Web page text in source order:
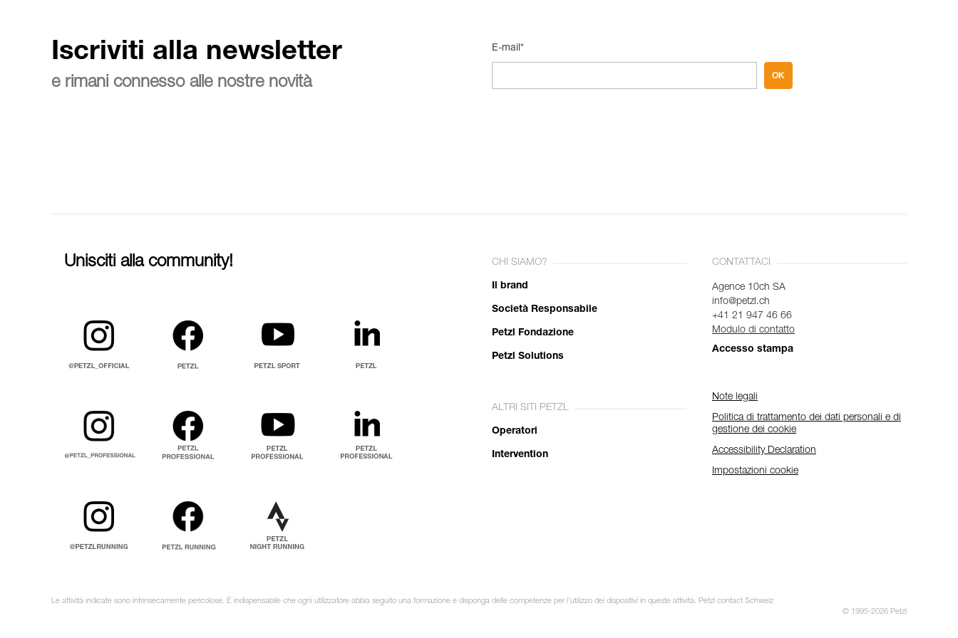
Iscriviti alla newsletter
e rimani connesso alle nostre novità
E-mail*
OK
Unisciti alla community! CHI SIAMO?
Il brand
Società Responsabile
Petzl Fondazione
Petzl Solutions
ALTRI SITI PETZL
Operatori
Intervention
CONTATTACI
Agence 10ch SA
info@petzl.ch
+41 21 947 46 66
Modulo di contatto
Accesso stampa
Note legali
Politica di trattamento dei dati personali e di
gestione dei cookie
Accessibility Declaration
Impostazioni cookie
Le attività indicate sono intrinsecamente pericolose. È indispensabile che ogni utilizzatore abbia seguito una formazione e disponga delle competenze per l’utilizzo dei dispositivi in queste attività. Petzl contact Schweiz
© 1995-2026 Petzl